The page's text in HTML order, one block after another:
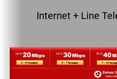
Internet + Line